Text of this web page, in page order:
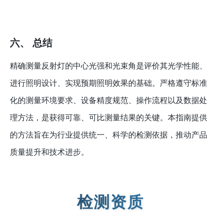
六、 总结
精确测量反射灯的中心光强和光束角是评价其光学性能、
进行照明设计、实现预期照明效果的基础。严格遵守标准
化的测量环境要求、设备精度规范、操作流程以及数据处
理方法，是获得可靠、可比测量结果的关键。本指南提供
的方法旨在为行业提供统一、科学的检测依据，推动产品
质量提升和技术进步。
检测资质